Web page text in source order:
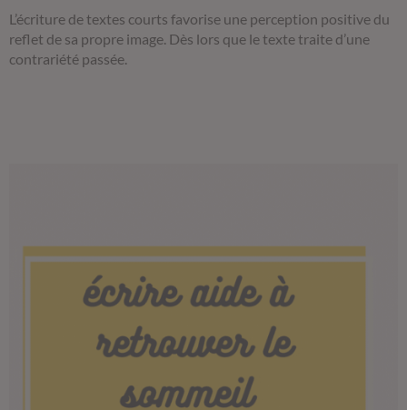
L’écriture de textes courts favorise une perception positive du
reflet de sa propre image. Dès lors que le texte traite d’une
contrariété passée.